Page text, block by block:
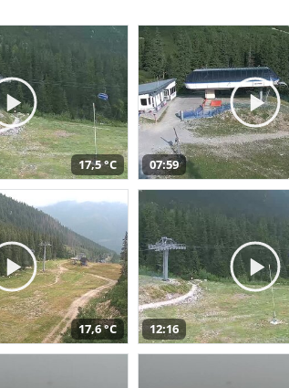
17,5 °C 07:59
17,6 °C 12:16